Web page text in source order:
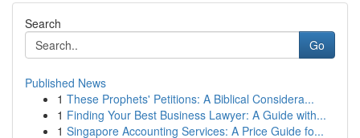
Search
Go
Published News
1 These Prophets' Petitions: A Biblical Considera...
1 Finding Your Best Business Lawyer: A Guide with...
1 Singapore Accounting Services: A Price Guide fo...